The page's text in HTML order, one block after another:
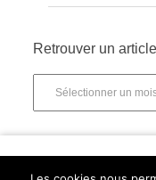
Retrouver un article